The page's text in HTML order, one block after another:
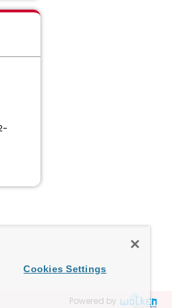
Powered by
Cookies Settings